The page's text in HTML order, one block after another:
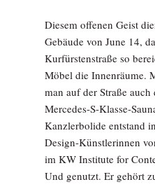
Diesem offenen Geist
Gebäude von June 14,
Kurfürstenstraße so
Möbel die Innenräume.
man auf der Straße auch
Mercedes-S-Klasse-
Kanzlerbolide entstand
Design-Künstlerinnen
im KW Institute for
Und genutzt. Er gehört